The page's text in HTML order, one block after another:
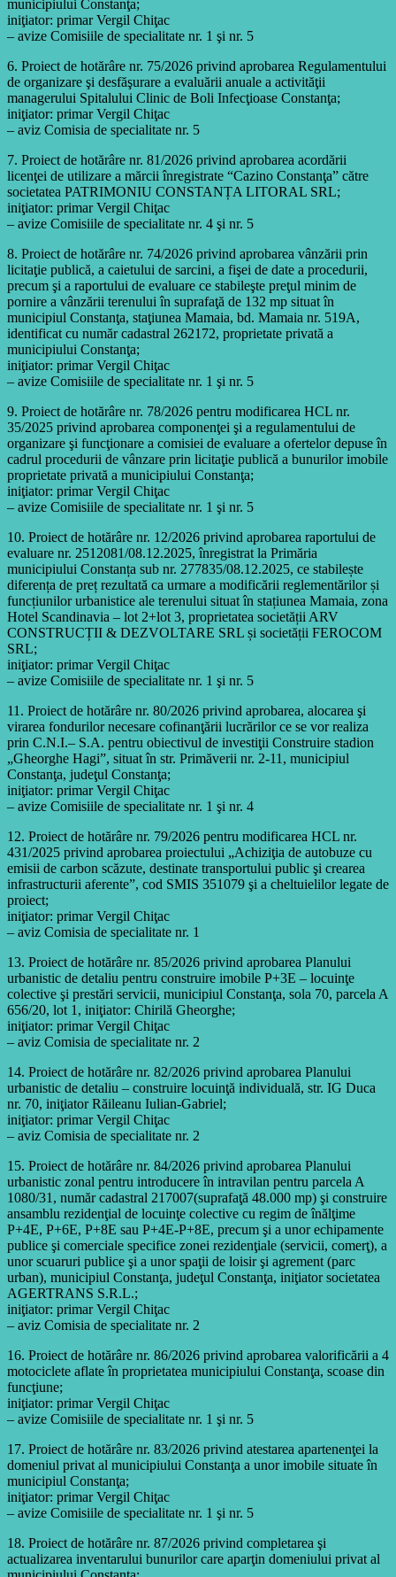
municipiului Constanţa;
iniţiator: primar Vergil Chiţac
– avize Comisiile de specialitate nr. 1 şi nr. 5
6. Proiect de hotărâre nr. 75/2026 privind aprobarea Regulamentului
de organizare şi desfăşurare a evaluării anuale a activităţii
managerului Spitalului Clinic de Boli Infecţioase Constanţa;
iniţiator: primar Vergil Chiţac
– aviz Comisia de specialitate nr. 5
7. Proiect de hotărâre nr. 81/2026 privind aprobarea acordării
licenţei de utilizare a mărcii înregistrate “Cazino Constanţa” către
societatea PATRIMONIU CONSTANȚA LITORAL SRL;
iniţiator: primar Vergil Chiţac
– avize Comisiile de specialitate nr. 4 şi nr. 5
8. Proiect de hotărâre nr. 74/2026 privind aprobarea vânzării prin
licitaţie publică, a caietului de sarcini, a fişei de date a procedurii,
precum şi a raportului de evaluare ce stabileşte preţul minim de
pornire a vânzării terenului în suprafaţă de 132 mp situat în
municipiul Constanţa, staţiunea Mamaia, bd. Mamaia nr. 519A,
identificat cu număr cadastral 262172, proprietate privată a
municipiului Constanţa;
iniţiator: primar Vergil Chiţac
– avize Comisiile de specialitate nr. 1 şi nr. 5
9. Proiect de hotărâre nr. 78/2026 pentru modificarea HCL nr.
35/2025 privind aprobarea componenţei şi a regulamentului de
organizare şi funcţionare a comisiei de evaluare a ofertelor depuse în
cadrul procedurii de vânzare prin licitaţie publică a bunurilor imobile
proprietate privată a municipiului Constanţa;
iniţiator: primar Vergil Chiţac
– avize Comisiile de specialitate nr. 1 şi nr. 5
10. Proiect de hotărâre nr. 12/2026 privind aprobarea raportului de
evaluare nr. 2512081/08.12.2025, înregistrat la Primăria
municipiului Constanța sub nr. 277835/08.12.2025, ce stabilește
diferența de preț rezultată ca urmare a modificării reglementărilor și
funcțiunilor urbanistice ale terenului situat în stațiunea Mamaia, zona
Hotel Scandinavia – lot 2+lot 3, proprietatea societății ARV
CONSTRUCȚII & DEZVOLTARE SRL și societății FEROCOM
SRL;
iniţiator: primar Vergil Chiţac
– avize Comisiile de specialitate nr. 1 şi nr. 5
11. Proiect de hotărâre nr. 80/2026 privind aprobarea, alocarea şi
virarea fondurilor necesare cofinanţării lucrărilor ce se vor realiza
prin C.N.I.– S.A. pentru obiectivul de investiţii Construire stadion
„Gheorghe Hagi”, situat în str. Primăverii nr. 2-11, municipiul
Constanţa, judeţul Constanţa;
iniţiator: primar Vergil Chiţac
– avize Comisiile de specialitate nr. 1 şi nr. 4
12. Proiect de hotărâre nr. 79/2026 pentru modificarea HCL nr.
431/2025 privind aprobarea proiectului „Achiziţia de autobuze cu
emisii de carbon scăzute, destinate transportului public şi crearea
infrastructurii aferente”, cod SMIS 351079 şi a cheltuielilor legate de
proiect;
iniţiator: primar Vergil Chiţac
– aviz Comisia de specialitate nr. 1
13. Proiect de hotărâre nr. 85/2026 privind aprobarea Planului
urbanistic de detaliu pentru construire imobile P+3E – locuinţe
colective şi prestări servicii, municipiul Constanţa, sola 70, parcela A
656/20, lot 1, iniţiator: Chirilă Gheorghe;
iniţiator: primar Vergil Chiţac
– aviz Comisia de specialitate nr. 2
14. Proiect de hotărâre nr. 82/2026 privind aprobarea Planului
urbanistic de detaliu – construire locuinţă individuală, str. IG Duca
nr. 70, iniţiator Răileanu Iulian-Gabriel;
iniţiator: primar Vergil Chiţac
– aviz Comisia de specialitate nr. 2
15. Proiect de hotărâre nr. 84/2026 privind aprobarea Planului
urbanistic zonal pentru introducere în intravilan pentru parcela A
1080/31, număr cadastral 217007(suprafaţă 48.000 mp) şi construire
ansamblu rezidenţial de locuinţe colective cu regim de înălţime
P+4E, P+6E, P+8E sau P+4E-P+8E, precum şi a unor echipamente
publice şi comerciale specifice zonei rezidenţiale (servicii, comerţ), a
unor scuaruri publice şi a unor spaţii de loisir şi agrement (parc
urban), municipiul Constanţa, judeţul Constanţa, iniţiator societatea
AGERTRANS S.R.L.;
iniţiator: primar Vergil Chiţac
– aviz Comisia de specialitate nr. 2
16. Proiect de hotărâre nr. 86/2026 privind aprobarea valorificării a 4
motociclete aflate în proprietatea municipiului Constanţa, scoase din
funcţiune;
iniţiator: primar Vergil Chiţac
– avize Comisiile de specialitate nr. 1 şi nr. 5
17. Proiect de hotărâre nr. 83/2026 privind atestarea apartenenţei la
domeniul privat al municipiului Constanţa a unor imobile situate în
municipiul Constanţa;
iniţiator: primar Vergil Chiţac
– avize Comisiile de specialitate nr. 1 şi nr. 5
18. Proiect de hotărâre nr. 87/2026 privind completarea şi
actualizarea inventarului bunurilor care aparţin domeniului privat al